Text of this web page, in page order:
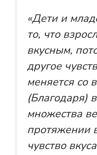
«Дети и
то, что
вкусным,
другое
меняется со
(Благодаря)
множества
протяжении
чувство